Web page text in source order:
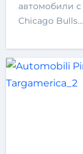
автомобили с
Chicago